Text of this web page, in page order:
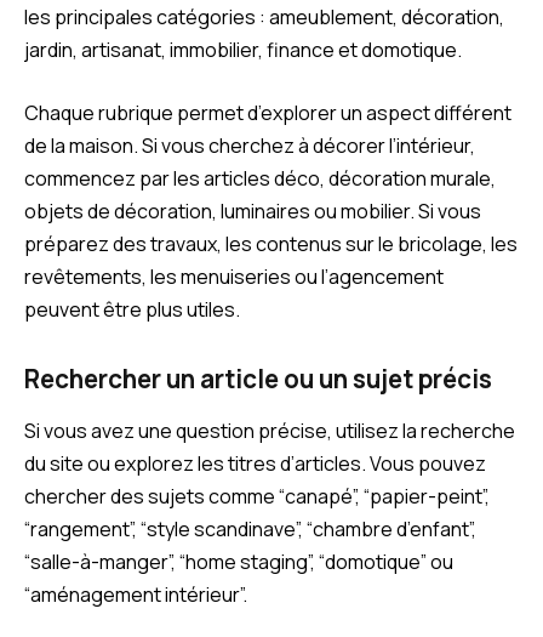
les principales catégories : ameublement, décoration,
jardin, artisanat, immobilier, finance et domotique.
Chaque rubrique permet d’explorer un aspect différent
de la maison. Si vous cherchez à décorer l’intérieur,
commencez par les articles déco, décoration murale,
objets de décoration, luminaires ou mobilier. Si vous
préparez des travaux, les contenus sur le bricolage, les
revêtements, les menuiseries ou l’agencement
peuvent être plus utiles.
Rechercher un article ou un sujet précis
Si vous avez une question précise, utilisez la recherche
du site ou explorez les titres d’articles. Vous pouvez
chercher des sujets comme “canapé”, “papier-peint”,
“rangement”, “style scandinave”, “chambre d’enfant”,
“salle-à-manger”, “home staging”, “domotique” ou
“aménagement intérieur”.